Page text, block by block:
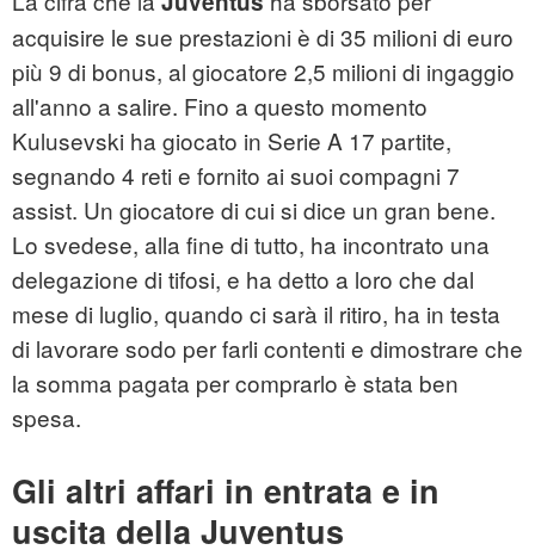
acquisire le sue prestazioni è di 35 milioni di euro
più 9 di bonus, al giocatore 2,5 milioni di ingaggio
all'anno a salire. Fino a questo momento
Kulusevski ha giocato in Serie A 17 partite,
segnando 4 reti e fornito ai suoi compagni 7
assist. Un giocatore di cui si dice un gran bene.
Lo svedese, alla fine di tutto, ha incontrato una
delegazione di tifosi, e ha detto a loro che dal
mese di luglio, quando ci sarà il ritiro, ha in testa
di lavorare sodo per farli contenti e dimostrare che
la somma pagata per comprarlo è stata ben
spesa.
Gli altri affari in entrata e in
uscita della Juventus